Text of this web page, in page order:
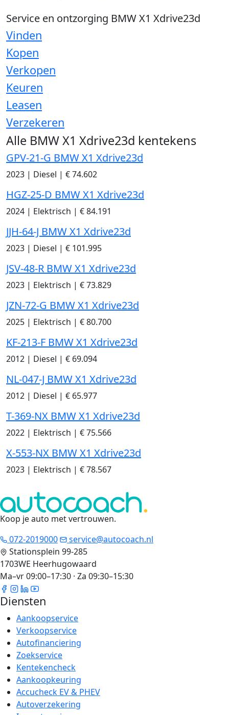
Service en ontzorging BMW X1 Xdrive23d
Vinden
Kopen
Verkopen
Keuren
Leasen
Verzekeren
Alle BMW X1 Xdrive23d kentekens
GPV-21-G BMW X1 Xdrive23d
2023 | Diesel | € 74.602
HGZ-25-D BMW X1 Xdrive23d
2024 | Elektrisch | € 84.191
JJH-64-J BMW X1 Xdrive23d
2023 | Diesel | € 101.995
JSV-48-R BMW X1 Xdrive23d
2023 | Elektrisch | € 73.829
JZN-72-G BMW X1 Xdrive23d
2025 | Elektrisch | € 80.700
KF-213-F BMW X1 Xdrive23d
2012 | Diesel | € 69.094
NL-047-J BMW X1 Xdrive23d
2012 | Diesel | € 65.977
T-369-NX BMW X1 Xdrive23d
2022 | Elektrisch | € 75.566
X-553-NX BMW X1 Xdrive23d
2023 | Elektrisch | € 78.567
Koop je auto met vertrouwen.
072-2019000
service@autocoach.nl
Stationsplein 99-285
1703WE Heerhugowaard
Ma–vr 09:00–17:30 · Za 09:30–15:30
Diensten
Aankoopservice
Verkoopservice
Autofinanciering
Zoekservice
Kentekencheck
Aankoopkeuring
Accucheck EV & PHEV
Autoverzekering